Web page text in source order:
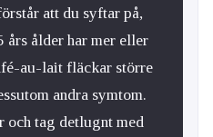
att du syftar på,
års ålder har mer eller
au-lait fläckar större
andra symtom.
och tag detlugnt med